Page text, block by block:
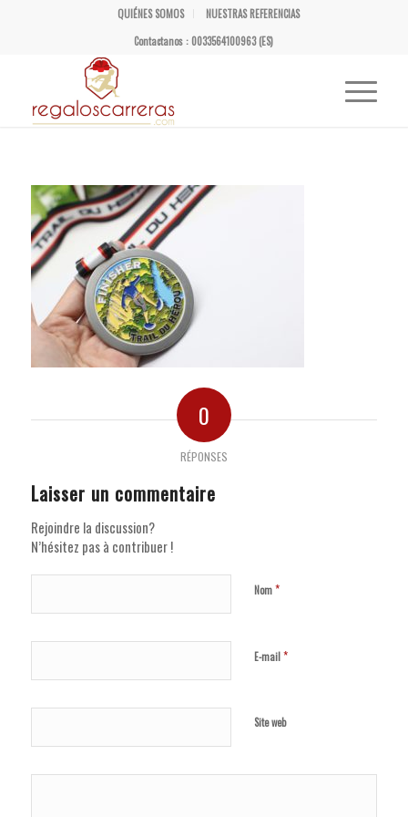
QUIÉNES SOMOS
NUESTRAS REFERENCIAS
Contactanos : 0033564100963 (ES)
0
RÉPONSES
Laisser un commentaire
Rejoindre la discussion?
N’hésitez pas à contribuer !
Nom*
E-mail*
Site web